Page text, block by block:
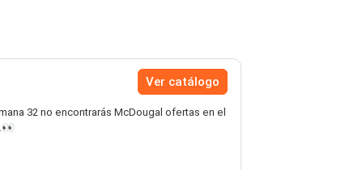
Ver catálogo
32 no encontrarás McDougal ofertas en el